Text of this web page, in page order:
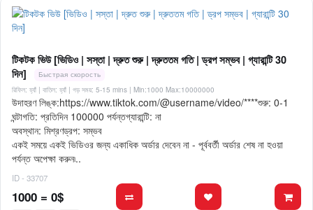
টিকটক ভিউ [ভিডিও | সস্তা | দ্রুত শুরু | দ্রুততম গতি | ড্রপ সম্ভব | গ্যারান্টি 30
দিন]
Быстрая скорость
রিফিল: হ্যাঁ | বাতিল: হ্যাঁ | গড় সময়: 5-15 mins | Min:1000 Max:10000000
উদাহরণ লিঙ্ক:https://www.tiktok.com/@username/video/****শুরু: 0-1
ঘন্টাগতি: প্রতিদিন 100000 পর্যন্তগ্যারান্টি: না
অবস্থান: মিশ্রণড্রপ: সম্ভব
একই সময়ে একই ভিডিওর জন্য একাধিক অর্ডার দেবেন না - পূর্ববর্তী অর্ডার শেষ না হওয়া
পর্যন্ত অপেক্ষা করুন৷..
ID - 33707
1000 = 0$